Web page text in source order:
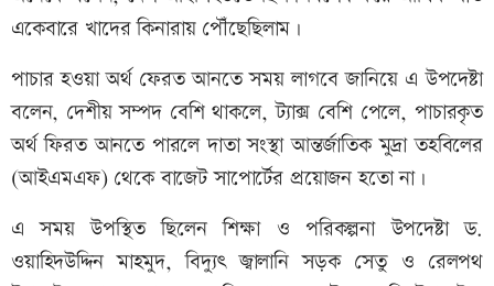
একেবারে খাদের কিনারায় পৌঁছেছিলাম।
পাচার হওয়া অর্থ ফেরত আনতে সময় লাগবে জানিয়ে এ উপদেষ্টা
বলেন, দেশীয় সম্পদ বেশি থাকলে, ট্যাক্স বেশি পেলে, পাচারকৃত
অর্থ ফিরত আনতে পারলে দাতা সংস্থা আন্তর্জাতিক মুদ্রা তহবিলের
(আইএমএফ) থেকে বাজেট সাপোর্টের প্রয়োজন হতো না।
এ সময় উপস্থিত ছিলেন শিক্ষা ও পরিকল্পনা উপদেষ্টা ড.
ওয়াহিদউদ্দিন মাহমুদ, বিদ্যুৎ জ্বালানি সড়ক সেতু ও রেলপথ